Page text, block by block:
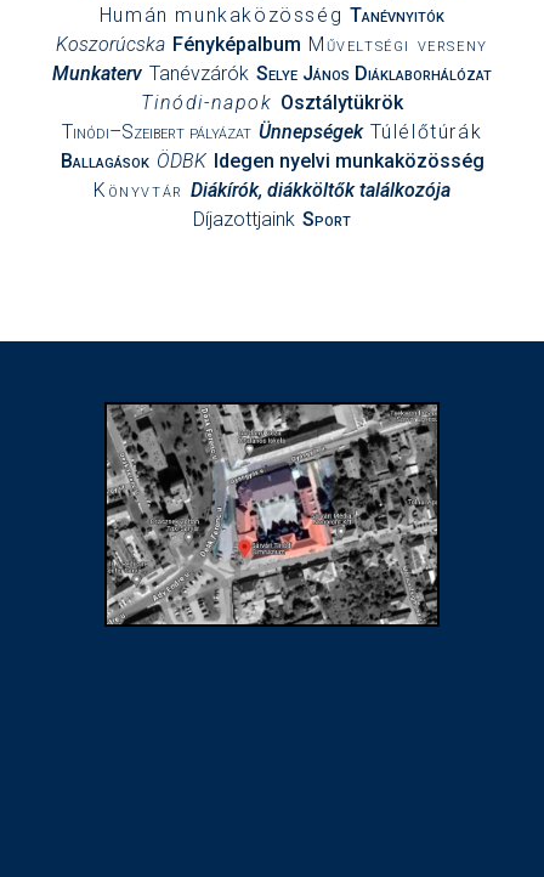
Humán munkaközösség Tanévnyitók
Koszorúcska Fényképalbum Műveltségi verseny
Munkaterv Tanévzárók Selye János Diáklaborhálózat
Tinódi-napok Osztálytükrök
Tinódi–Szeibert pályázat Ünnepségek Túlélőtúrák
Ballagások ÖDBK
Idegen nyelvi munkaközösség
Könyvtár Diákírók, diákköltők találkozója
Díjazottjaink Sport